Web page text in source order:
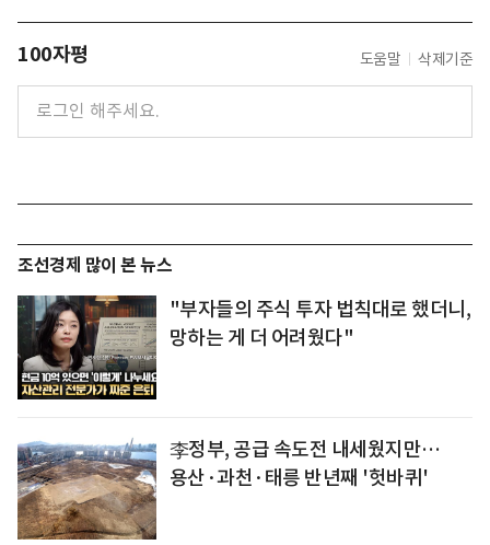
100자평 도움말 삭제기준
조선경제 많이 본 뉴스
"부자들의 주식 투자 법칙대로 했더니,
망하는 게 더 어려웠다"
李정부, 공급 속도전 내세웠지만…
용산·과천·태릉 반년째 '헛바퀴'